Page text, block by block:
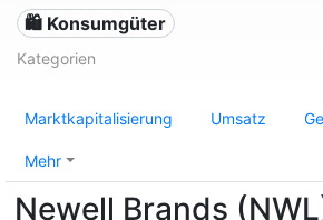
🛍 Konsumgüter
Kategorien
Marktkapitalisierung Umsatz
Mehr
Newell Brands